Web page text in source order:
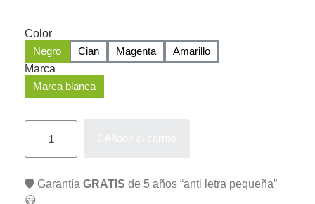
Color
Negro
Cian Magenta
Amarillo
Marca
Marca blanca
🛡️ Garantía GRATIS de 5 años “anti letra pequeña”
😃